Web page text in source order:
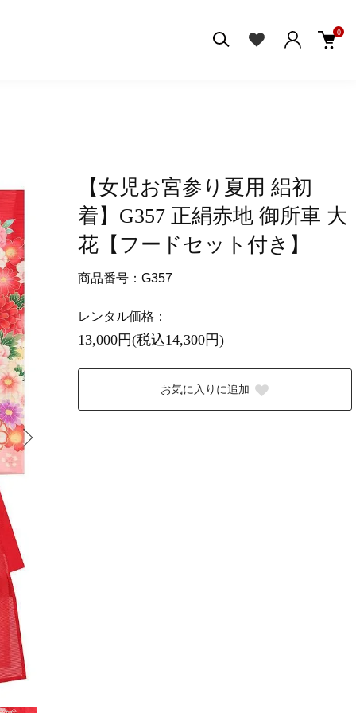
0
【女児お宮参り夏用 絽初
着】G357 正絹赤地 御所車 大
花【フードセット付き】
商品番号：G357
レンタル価格：
13,000円(税込14,300円)
お気に入りに追加